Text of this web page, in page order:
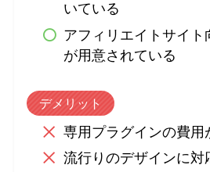
いている
アフィリエイトサイト
が用意されている
デメリット
専用プラグインの費用
流行りのデザインに対